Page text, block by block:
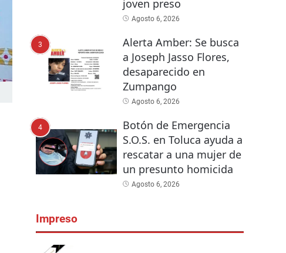
joven preso
Agosto 6, 2026
3
Alerta Amber: Se busca
a Joseph Jasso Flores,
desaparecido en
Zumpango
Agosto 6, 2026
4
Botón de Emergencia
S.O.S. en Toluca ayuda a
rescatar a una mujer de
un presunto homicida
Agosto 6, 2026
Impreso